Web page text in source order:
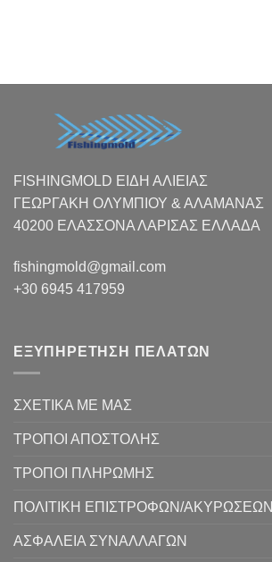
FISHINGMOLD ΕΙΔΗ ΑΛΙΕΙΑΣ
ΓΕΩΡΓΑΚΗ ΟΛΥΜΠΙΟΥ & ΑΛΑΜΑΝΑΣ
40200 ΕΛΑΣΣΟΝΑ ΛΑΡΙΣΑΣ EΛΛΑΔΑ
fishingmold@gmail.com
+30 6945 417959
ΕΞΥΠΗΡΕΤΗΣΗ ΠΕΛΑΤΩΝ
ΣΧΕΤΙΚΑ ΜΕ ΜΑΣ
ΤΡΟΠΟΙ ΑΠΟΣΤΟΛΗΣ
ΤΡΟΠΟΙ ΠΛΗΡΩΜΗΣ
ΠΟΛΙΤΙΚΗ ΕΠΙΣΤΡΟΦΩΝ/ΑΚΥΡΩΣΕΩΝ
ΑΣΦΑΛΕΙΑ ΣΥΝΑΛΛΑΓΩΝ